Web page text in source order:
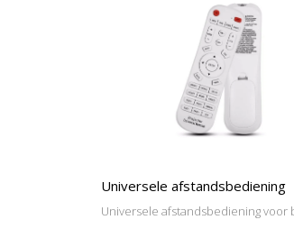
Universele afstandsbediening
Universele afstandsbediening voor